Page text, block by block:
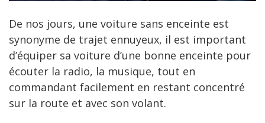
De nos jours, une voiture sans enceinte est
synonyme de trajet ennuyeux, il est important
d’équiper sa voiture d’une bonne enceinte pour
écouter la radio, la musique, tout en
commandant facilement en restant concentré
sur la route et avec son volant.